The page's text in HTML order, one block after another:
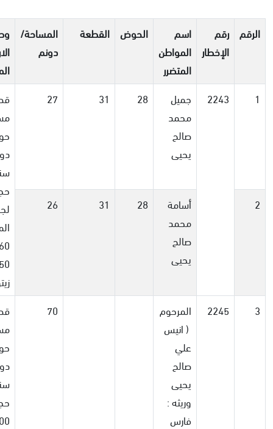
الرقم رقم
الإخطار
اسم
المواطن
المتضرر
الحوض القطعة
المساحة/
دونم
1
2243
جميل
محمد
صالح
يحيى
28
31
27
2
أسامة
محمد
صالح
يحيى
28
31
26
3
2245
المرحوم
( انيس
علي
صالح
يحيى
وريثه :
فارس
70